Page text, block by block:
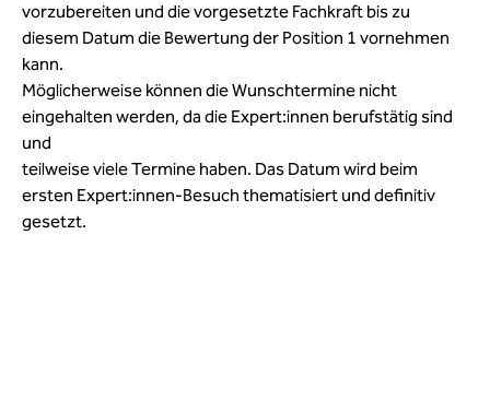
vorzubereiten und die vorgesetzte Fachkraft bis zu
diesem Datum die Bewertung der Position 1 vornehmen
kann.
Möglicherweise können die Wunschtermine nicht
eingehalten werden, da die Expert:innen berufstätig sind
und
teilweise viele Termine haben. Das Datum wird beim
ersten Expert:innen-Besuch thematisiert und definitiv
gesetzt.